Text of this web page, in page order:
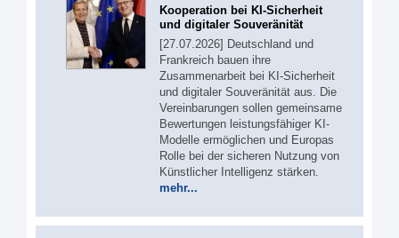
Kooperation bei KI-Sicherheit
und digitaler Souveränität
[27.07.2026] Deutschland und
Frankreich bauen ihre
Zusammenarbeit bei KI-Sicherheit
und digitaler Souveränität aus. Die
Vereinbarungen sollen gemeinsame
Bewertungen leistungsfähiger KI-
Modelle ermöglichen und Europas
Rolle bei der sicheren Nutzung von
Künstlicher Intelligenz stärken.
mehr...